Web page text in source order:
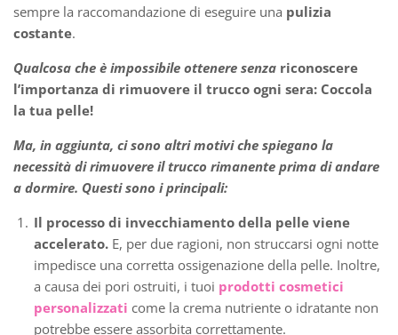
sempre la raccomandazione di eseguire una pulizia
costante.
Qualcosa che è impossibile ottenere senza riconoscere
l’importanza di rimuovere il trucco ogni sera: Coccola
la tua pelle!
Ma, in aggiunta, ci sono altri motivi che spiegano la
necessità di rimuovere il trucco rimanente prima di andare
a dormire. Questi sono i principali:
Il processo di invecchiamento della pelle viene
accelerato. E, per due ragioni, non struccarsi ogni notte
impedisce una corretta ossigenazione della pelle. Inoltre,
a causa dei pori ostruiti, i tuoi prodotti cosmetici
personalizzati come la crema nutriente o idratante non
potrebbe essere assorbita correttamente.